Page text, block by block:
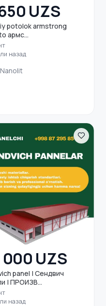
UZS
potolok armstrong
grilyato армс...
назад
Nanolit
000 UZS
panel | Сендвич
| ПРОИЗВ...
назад